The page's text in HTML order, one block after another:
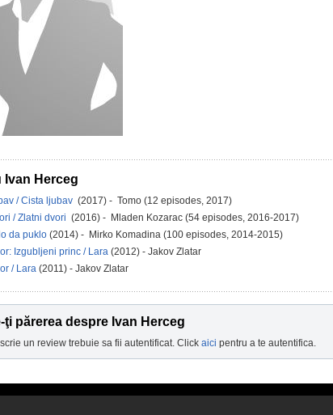
Ivan Herceg
/ Cista ljubav (2017) - Tomo (12 episodes, 2017)
/ Zlatni dvori (2016) - Mladen Kozarac (54 episodes, 2016-2017)
da puklo (2014) - Mirko Komadina (100 episodes, 2014-2015)
Izgubljeni princ / Lara (2012) - Jakov Zlatar
/ Lara (2011) - Jakov Zlatar
ţi părerea despre Ivan Herceg
un review trebuie sa fii autentificat. Click aici pentru a te autentifica.